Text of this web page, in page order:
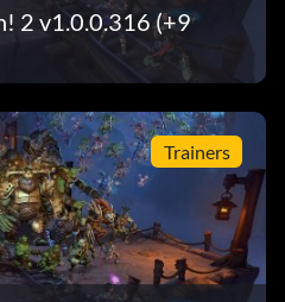
2 v1.0.0.316 (+9
Trainers